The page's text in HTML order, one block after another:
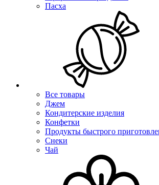
Пасха
Все товары
Джем
Кондитерские изделия
Конфетки
Продукты быстрого
Снеки
Чай